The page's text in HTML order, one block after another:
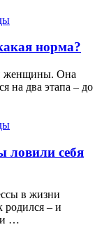
норма?
женщины. Она
на два этапа – до
ловили себя
в жизни
– и
и …